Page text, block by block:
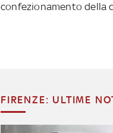
confezionamento della
FIRENZE: ULTIME